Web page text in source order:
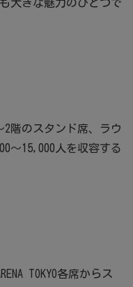
大きな魅力のひとつで
階のスタンド席、ラウ
～15,000人を収容する
TOKYO各席からス